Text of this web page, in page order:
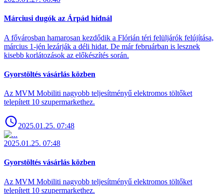
Márciusi dugók az Árpád hídnál
A fővárosban hamarosan kezdődik a Flórián téri felüljárók felújítása,
március 1-jén lezárják a déli hidat. De már februárban is lesznek
kisebb korlátozások az előkészítés során.
Gyorstöltés vásárlás közben
Az MVM Mobiliti nagyobb teljesítményű elektromos töltőket
telepített 10 szupermarkethez.
2025.01.25. 07:48
2025.01.25. 07:48
Gyorstöltés vásárlás közben
Az MVM Mobiliti nagyobb teljesítményű elektromos töltőket
telepített 10 szupermarkethez.